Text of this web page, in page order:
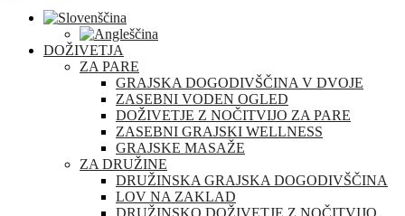
DOŽIVETJA
ZA PARE
GRAJSKA DOGODIVŠČINA V DVOJE
ZASEBNI VODEN OGLED
DOŽIVETJE Z NOČITVIJO ZA PARE
ZASEBNI GRAJSKI WELLNESS
GRAJSKE MASAŽE
ZA DRUŽINE
DRUŽINSKA GRAJSKA DOGODIVŠČINA
LOV NA ZAKLAD
DRUŽINSKO DOŽIVETJE Z NOČITVIJO